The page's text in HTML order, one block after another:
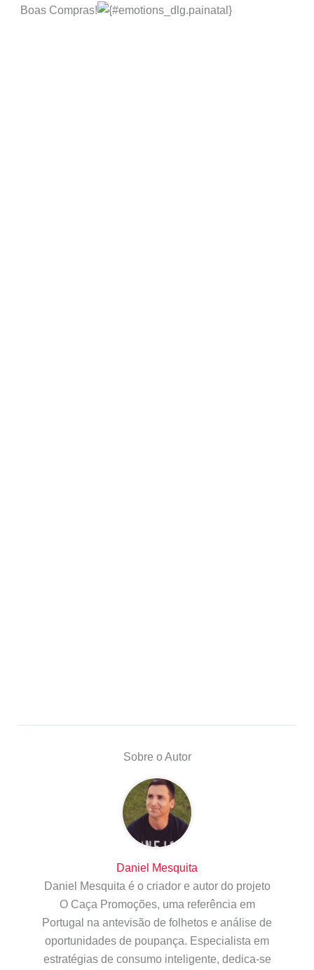
Boas Compras!
Sobre o Autor
Daniel Mesquita
Daniel Mesquita é o criador e autor do projeto
O Caça Promoções, uma referência em
Portugal na antevisão de folhetos e análise de
oportunidades de poupança. Especialista em
estratégias de consumo inteligente, dedica-se